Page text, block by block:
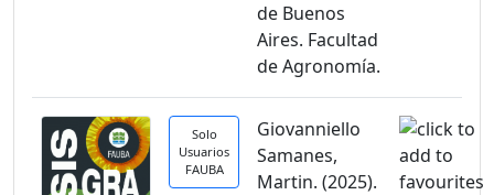
de Buenos
Aires. Facultad
de Agronomía.
Solo
Usuarios
FAUBA
Giovanniello
Samanes,
Martin. (2025).